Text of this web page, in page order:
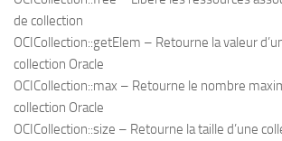
de collection
OCICollection::getElem – Retourne la valeur
collection Oracle
OCICollection::max – Retourne le nombre
collection Oracle
OCICollection::size – Retourne la taille d’une